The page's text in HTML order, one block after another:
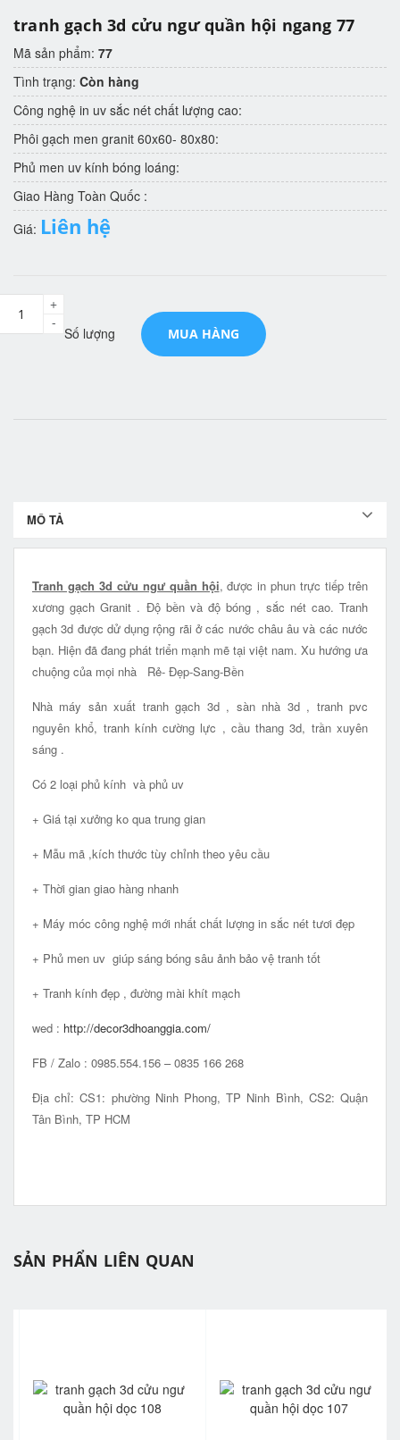
tranh gạch 3d cửu ngư quần hội ngang 77
Mã sản phẩm: 77
Tình trạng: Còn hàng
Công nghệ in uv sắc nét chất lượng cao:
Phôi gạch men granit 60x60- 80x80:
Phủ men uv kính bóng loáng:
Giao Hàng Toàn Quốc :
Giá: Liên hệ
Số lượng
-
+
MUA HÀNG
MÔ TẢ
Tranh gạch 3d cửu ngư quần hội, được in phun trực tiếp trên
xương gạch Granit . Độ bền và độ bóng , sắc nét cao. Tranh
gạch 3d được dử dụng rộng rãi ở các nước châu âu và các nước
bạn. Hiện đã đang phát triển mạnh mẽ tại việt nam. Xu hướng ưa
chuộng của mọi nhà Rẻ- Đẹp-Sang-Bền
Nhà máy sản xuất tranh gạch 3d , sàn nhà 3d , tranh pvc
nguyên khổ, tranh kính cường lực , cầu thang 3d, trần xuyên
sáng .
Có 2 loại phủ kính và phủ uv
+ Giá tại xưởng ko qua trung gian
+ Mẫu mã ,kích thước tùy chỉnh theo yêu cầu
+ Thời gian giao hàng nhanh
+ Máy móc công nghệ mới nhất chất lượng in sắc nét tươi đẹp
+ Phủ men uv giúp sáng bóng sâu ảnh bảo vệ tranh tốt
+ Tranh kính đẹp , đường mài khít mạch
wed : http://decor3dhoanggia.com/
FB / Zalo : 0985.554.156 – 0835 166 268
Địa chỉ: CS1: phường Ninh Phong, TP Ninh Bình, CS2: Quận
Tân Bình, TP HCM
SẢN PHẨN LIÊN QUAN